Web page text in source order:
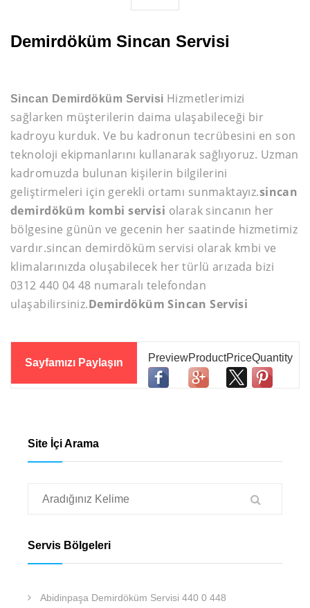
Demirdöküm Sincan Servisi
Sincan Demirdöküm Servisi Hizmetlerimizi
sağlarken müşterilerin daima ulaşabileceği bir
kadroyu kurduk. Ve bu kadronun tecrübesini en son
teknoloji ekipmanlarını kullanarak sağlıyoruz. Uzman
kadromuzda bulunan kişilerin bilgilerini
geliştirmeleri için gerekli ortamı sunmaktayız.sincan
demirdöküm kombi servisi olarak sincanın her
bölgesine günün ve gecenin her saatinde hizmetimiz
vardır.sincan demirdöküm servisi olarak kmbi ve
klimalarınızda oluşabilecek her türlü arızada bizi
0312 440 04 48 numaralı telefondan
ulaşabilirsiniz.Demirdöküm Sincan Servisi
Sayfamızı Paylaşın
Site İçi Arama
Servis Bölgeleri
Abidinpaşa Demirdöküm Servisi 440 0 448